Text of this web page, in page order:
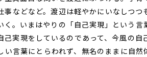
事などなど。渡辺は軽やかにいなしつ
く。いまはやりの「自己実現」という
己実現をしているのであって、今風の自
い言葉にとらわれず、無名のままに自